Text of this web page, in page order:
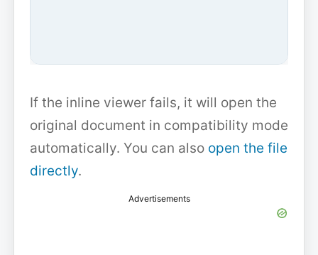
If the inline viewer fails, it will open the
original document in compatibility mode
automatically. You can also open the file
directly.
Advertisements